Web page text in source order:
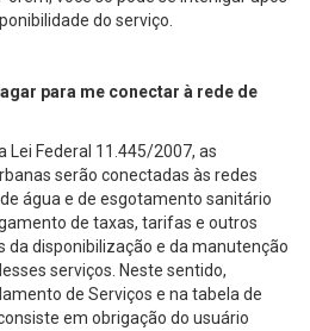
do serviço.
para me conectar à rede de
Lei Federal 11.445/2007, as
serão conectadas às redes
água e de esgotamento sanitário
de taxas, tarifas e outros
da disponibilização e da manutenção
serviços. Neste sentido,
de Serviços e na tabela de
em obrigação do usuário